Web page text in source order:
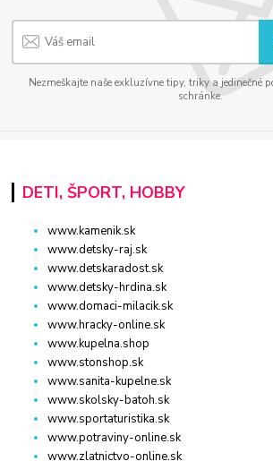
Nezmeškajte naše exkluzívne tipy, triky a jedinečné
schránke.
DETI, ŠPORT, HOBBY
www.kamenik.sk
www.detsky-raj.sk
www.detskaradost.sk
www.detsky-hrdina.sk
www.domaci-milacik.sk
www.hracky-online.sk
www.kupelna.shop
www.stonshop.sk
www.sanita-kupelne.sk
www.skolsky-batoh.sk
www.sportaturistika.sk
www.potraviny-online.sk
www.zlatnictvo-online.sk